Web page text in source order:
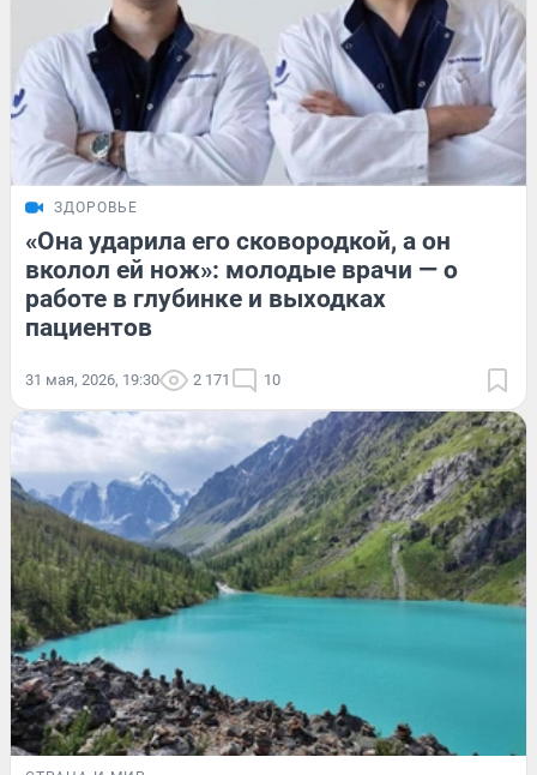
ЗДОРОВЬЕ
«Она ударила его сковородкой, а он
вколол ей нож»: молодые врачи — о
работе в глубинке и выходках
пациентов
31 мая, 2026, 19:30 2 171 10